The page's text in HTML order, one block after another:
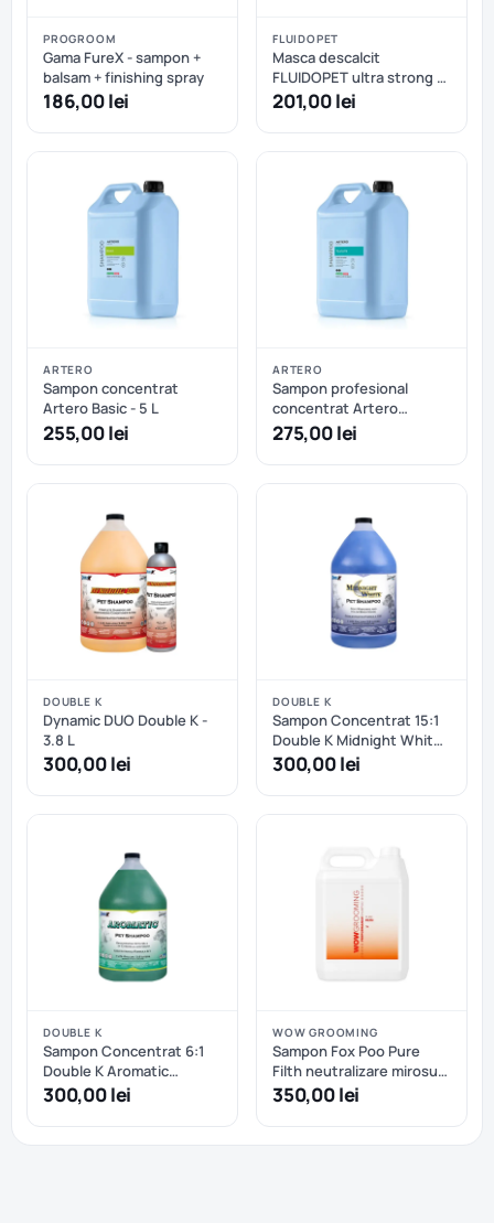
PROGROOM
Gama FureX - sampon +
balsam + finishing spray
186,00 lei
FLUIDOPET
Masca descalcit
FLUIDOPET ultra strong -
200 ml
201,00 lei
ARTERO
Sampon concentrat
Artero Basic - 5 L
255,00 lei
ARTERO
Sampon profesional
concentrat Artero
TSUNAMI - 5 L
275,00 lei
DOUBLE K
Dynamic DUO Double K -
3.8 L
300,00 lei
DOUBLE K
Sampon Concentrat 15:1
Double K Midnight White
Bright Whitening - 3.8 L
300,00 lei
DOUBLE K
Sampon Concentrat 6:1
Double K Aromatic
Deodorizing - 3.8 L
300,00 lei
WOW GROOMING
Sampon Fox Poo Pure
Filth neutralizare mirosuri
WOW Grooming 1:20 - 5 L
350,00 lei